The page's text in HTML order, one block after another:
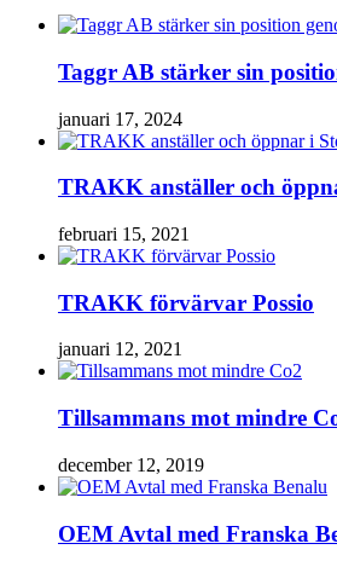
Taggr AB stärker sin
januari 17, 2024
TRAKK anställer och
februari 15, 2021
TRAKK förvärvar Possio
januari 12, 2021
Tillsammans mot mindre
december 12, 2019
OEM Avtal med Franska